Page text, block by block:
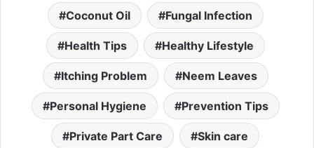
Coconut Oil Fungal Infection
Health Tips Healthy Lifestyle
Itching Problem Neem Leaves
Personal Hygiene Prevention Tips
Private Part Care Skin care